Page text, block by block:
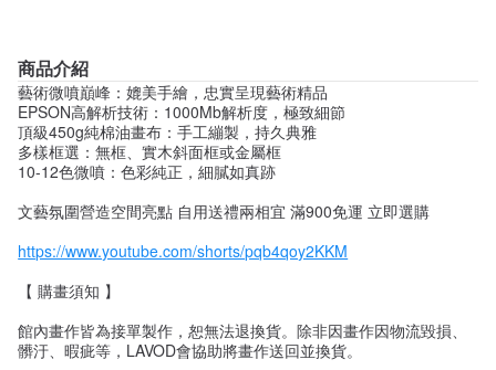
商品介紹
藝術微噴巔峰：媲美手繪，忠實呈現藝術精品
EPSON高解析技術：1000Mb解析度，極致細節
頂級450g純棉油畫布：手工繃製，持久典雅
多樣框選：無框、實木斜面框或金屬框
10-12色微噴：色彩純正，細膩如真跡
文藝氛圍營造空間亮點 自用送禮兩相宜 滿900免運 立即選購
https://www.youtube.com/shorts/pqb4qoy2KKM
【 購畫須知 】
館內畫作皆為接單製作，恕無法退換貨。除非因畫作因物流毀損、
髒汙、暇疵等，LAVOD會協助將畫作送回並換貨。